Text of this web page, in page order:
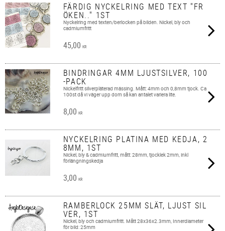
FÄRDIG NYCKELRING MED TEXT "FR
ÖKEN.." 1ST
Nyckelring med texten/berlocken på bilden. Nickel, bly och
cadmiumfritt
45,00 KR
BINDRINGAR 4MM LJUSTSILVER, 100
-PACK
Nickelfritt silverpläterad mässing. Mått: 4mm och 0,8mm tjock. Ca
100st då vi väger upp dom så kan antalet variera lite.
8,00 KR
NYCKELRING PLATINA MED KEDJA, 2
8MM, 1ST
Nickel, bly & cadmiumfritt, mått: 28mm, tjocklek 2mm, inkl
förlängningskedja
3,00 KR
RAMBERLOCK 25MM SLÄT, LJUST SIL
VER, 1ST
Nickel, bly och cadmiumfritt. Mått 28x36x2.3mm, Innerdiameter
för bild: 25mm